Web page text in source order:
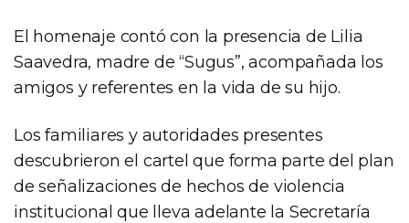
El homenaje contó con la presencia de Lilia
Saavedra, madre de “Sugus”, acompañada los
amigos y referentes en la vida de su hijo.
Los familiares y autoridades presentes
descubrieron el cartel que forma parte del plan
de señalizaciones de hechos de violencia
institucional que lleva adelante la Secretaría